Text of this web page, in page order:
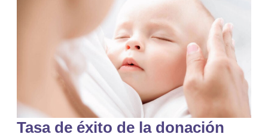
Tasa de éxito de la donación